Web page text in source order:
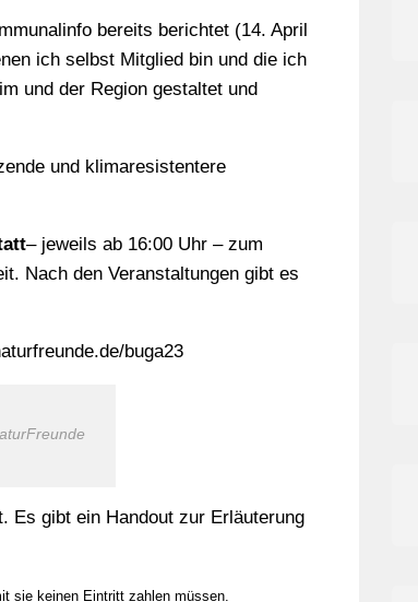
bereits berichtet (14. April
ich selbst Mitglied bin und die ich
und der Region gestaltet und
und klimaresistentere
– jeweils ab 16:00 Uhr – zum
Nach den Veranstaltungen gibt es
buga23
Es gibt ein Handout zur Erläuterung
sie keinen Eintritt zahlen müssen.